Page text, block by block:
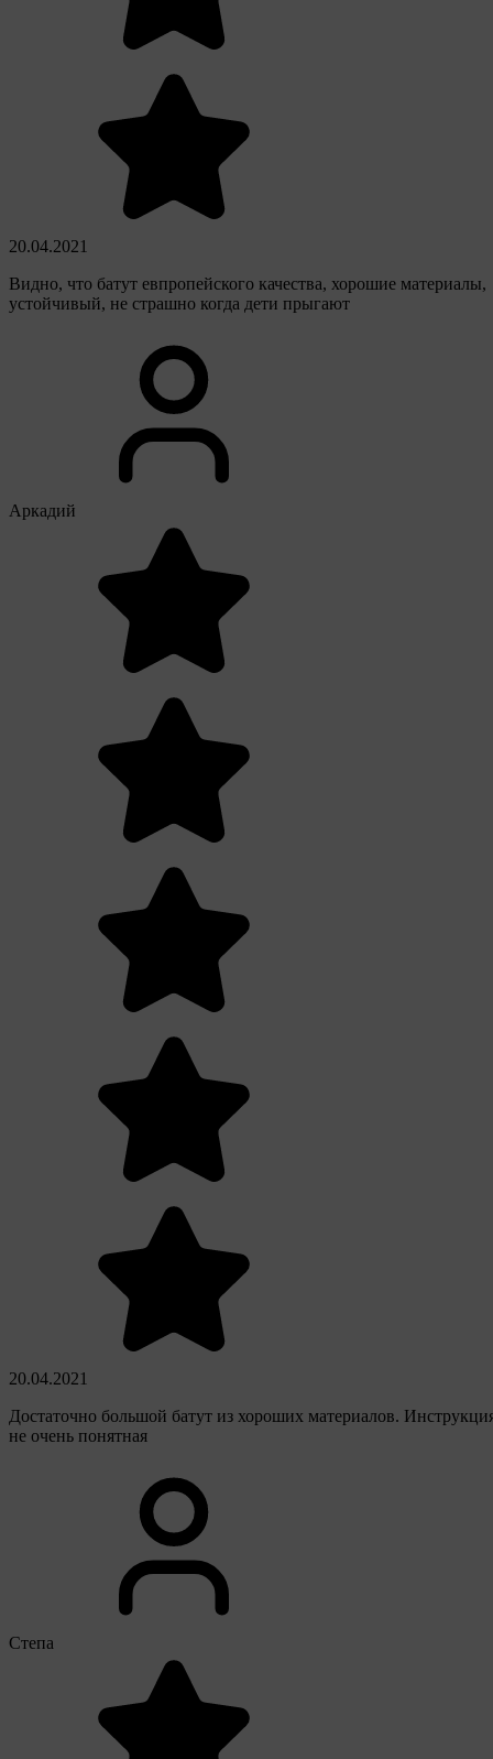
20.04.2021
Видно, что батут евпропейского качества, хорошие материалы,
устойчивый, не страшно когда дети прыгают
Аркадий
20.04.2021
Достаточно большой батут из хороших материалов.
не очень понятная
Степа